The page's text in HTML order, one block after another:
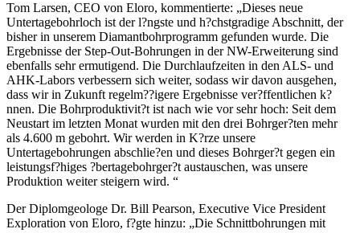
Tom Larsen, CEO von Eloro, kommentierte: „Dieses neue
Untertagebohrloch ist der l?ngste und h?chstgradige Abschnitt, der
bisher in unserem Diamantbohrprogramm gefunden wurde. Die
Ergebnisse der Step-Out-Bohrungen in der NW-Erweiterung sind
ebenfalls sehr ermutigend. Die Durchlaufzeiten in den ALS- und
AHK-Labors verbessern sich weiter, sodass wir davon ausgehen,
dass wir in Zukunft regelm??igere Ergebnisse ver?ffentlichen k?
nnen. Die Bohrproduktivit?t ist nach wie vor sehr hoch: Seit dem
Neustart im letzten Monat wurden mit den drei Bohrger?ten mehr
als 4.600 m gebohrt. Wir werden in K?rze unsere
Untertagebohrungen abschlie?en und dieses Bohrger?t gegen ein
leistungsf?higes ?bertagebohrger?t austauschen, was unsere
Produktion weiter steigern wird. “
Der Diplomgeologe Dr. Bill Pearson, Executive Vice President
Exploration von Eloro, f?gte hinzu: „Die Schnittbohrungen mit